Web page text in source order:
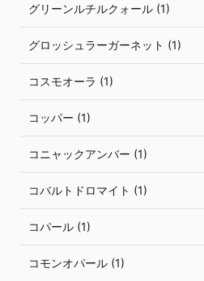
グリーンルチルクォール (1)
グロッシュラーガーネット (1)
コスモオーラ (1)
コッパー (1)
コニャックアンバー (1)
コバルトドロマイト (1)
コパール (1)
コモンオパール (1)